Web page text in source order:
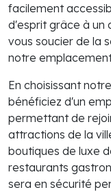
facilement
d'esprit grâce à un
vous soucier de la
notre
En choisissant notre
bénéficiez d'un
permettant de
attractions de la
boutiques de luxe
restaurants
sera en sécurité